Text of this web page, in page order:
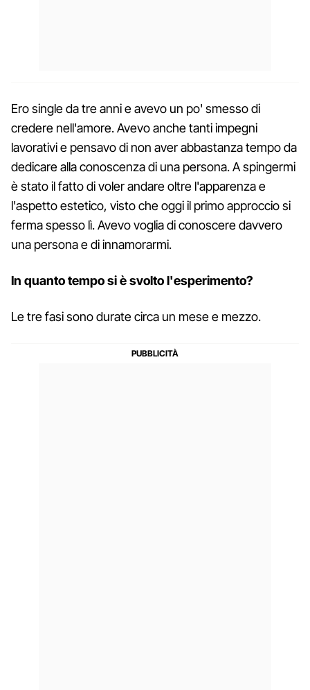
Ero single da tre anni e avevo un po' smesso di
credere nell'amore. Avevo anche tanti impegni
lavorativi e pensavo di non aver abbastanza tempo da
dedicare alla conoscenza di una persona. A spingermi
è stato il fatto di voler andare oltre l'apparenza e
l'aspetto estetico, visto che oggi il primo approccio si
ferma spesso lì. Avevo voglia di conoscere davvero
una persona e di innamorarmi.
In quanto tempo si è svolto l'esperimento?
Le tre fasi sono durate circa un mese e mezzo.